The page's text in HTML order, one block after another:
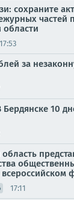
сохраните
частей
17:53
за
10
17:11